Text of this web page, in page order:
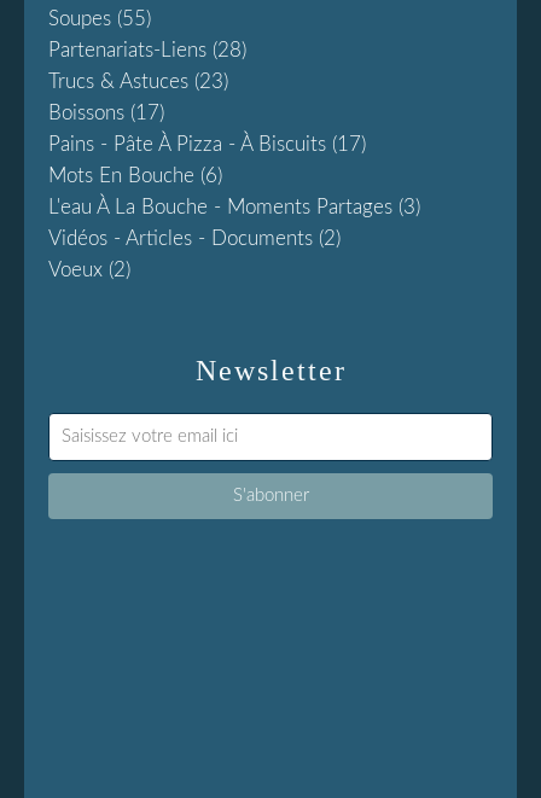
Newsletter
Soupes (55)
Partenariats-Liens (28)
Trucs & Astuces (23)
Boissons (17)
Pains - Pâte À Pizza - À Biscuits (17)
Mots En Bouche (6)
L'eau À La Bouche - Moments Partages (3)
Vidéos - Articles - Documents (2)
Voeux (2)